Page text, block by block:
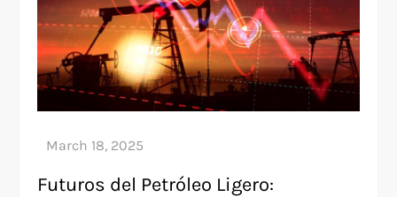
Futuros del Petróleo Ligero: